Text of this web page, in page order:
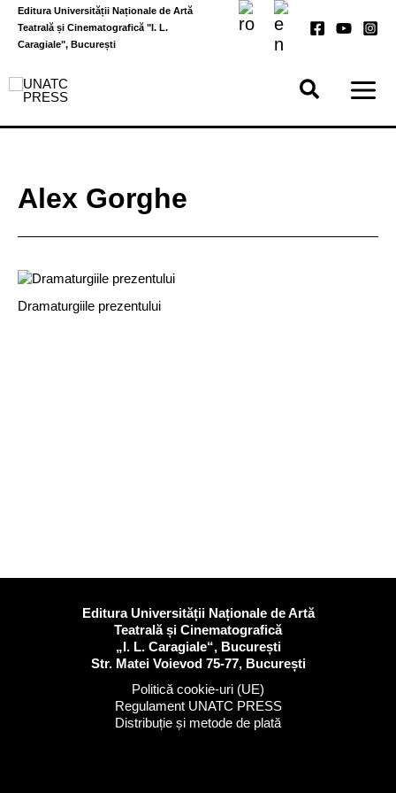
Skip
content
Editura Universității Naționale de Artă
Teatrală și Cinematografică "I. L.
Caragiale", București
Alex Gorghe
Dramaturgiile prezentului
Editura Universității Naționale de Artă
Teatrală și Cinematografică
„I. L. Caragiale“, București
Str. Matei Voievod 75-77, București
Politică cookie-uri (UE)
Regulament UNATC PRESS
Distribuție și metode de plată